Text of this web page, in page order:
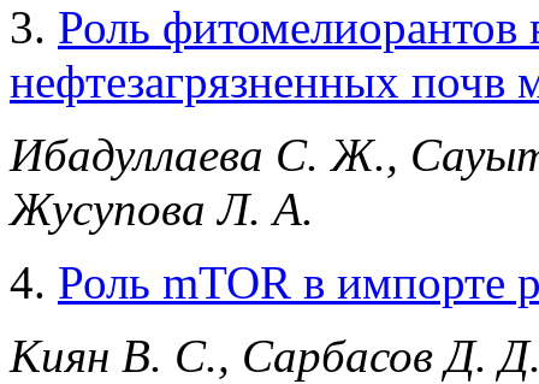
3. Роль фитомелиорантов
нефтезагрязненных почв
Ибадуллаева С. Ж.,
Жусупова Л. А.
4. Роль mTOR в импорте
Киян В. С., Сарбасов Д.